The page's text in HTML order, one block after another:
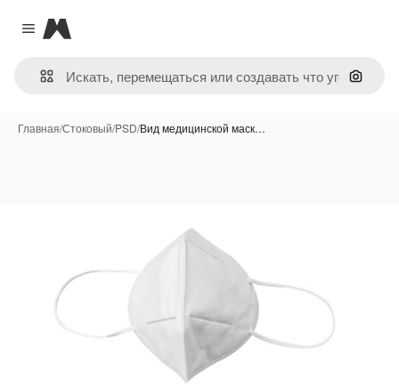
Close menu
Magnific
Поиск
Главная/Стоковый/PSD/Вид медицинской маск…